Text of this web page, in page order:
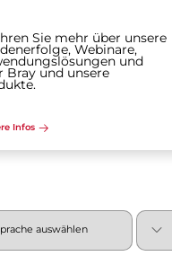
Sie mehr über unsere
Webinare,
und
Bray und unsere
Infos